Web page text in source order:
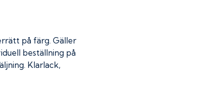
på färg. Gäller
beställning på
Klarlack,